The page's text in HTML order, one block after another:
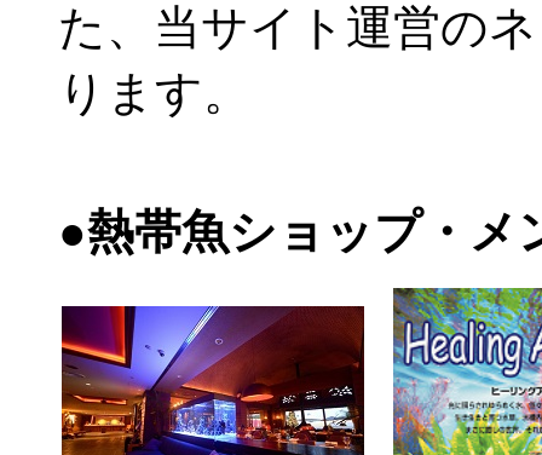
た、当サイト運営の
ります。
●熱帯魚ショップ・メ